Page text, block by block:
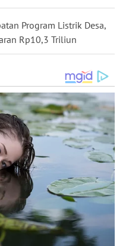
Program Listrik Desa,
Rp10,3 Triliun